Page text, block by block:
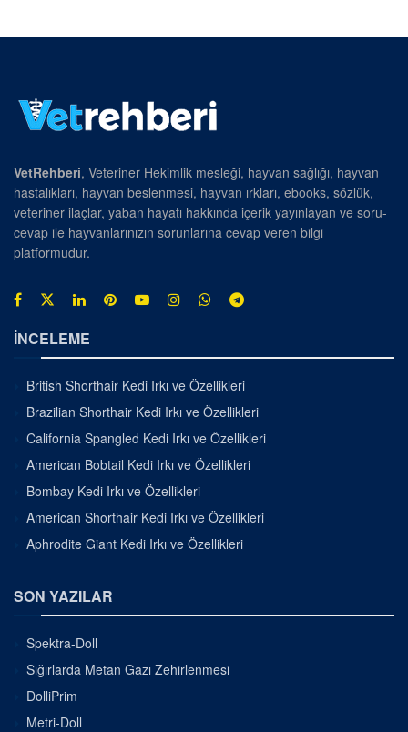
VetRehberi, Veteriner Hekimlik mesleği, hayvan sağlığı, hayvan
hastalıkları, hayvan beslenmesi, hayvan ırkları, ebooks, sözlük,
veteriner ilaçlar, yaban hayatı hakkında içerik yayınlayan ve soru-
cevap ile hayvanlarınızın sorunlarına cevap veren bilgi
platformudur.
İNCELEME
British Shorthair Kedi Irkı ve Özellikleri
Brazilian Shorthair Kedi Irkı ve Özellikleri
California Spangled Kedi Irkı ve Özellikleri
American Bobtail Kedi Irkı ve Özellikleri
Bombay Kedi Irkı ve Özellikleri
American Shorthair Kedi Irkı ve Özellikleri
Aphrodite Giant Kedi Irkı ve Özellikleri
SON YAZILAR
Spektra-Doll
Sığırlarda Metan Gazı Zehirlenmesi
DolliPrim
Metri-Doll